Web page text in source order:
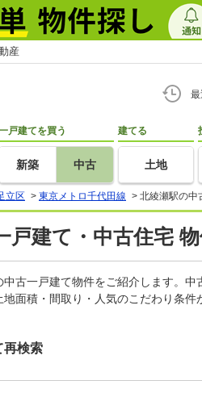
産
戸建てを買う
新築 中古
建てる
土地
立区 > 東京メトロ千代田線 > 北綾瀬駅の中
戸建て・中古住宅
古一戸建て物件をご紹介します。
面積・間取り・人気のこだわり条
再検索